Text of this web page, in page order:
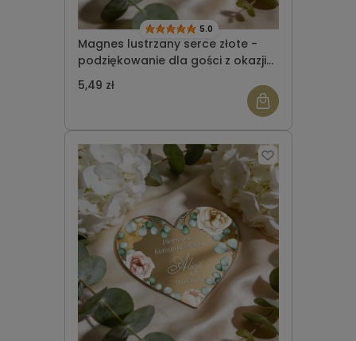
Magnes lustrzany serce złote -
podziękowanie dla gości z okazji
Komunii Świętej wzór 2
5.0
5,49 zł